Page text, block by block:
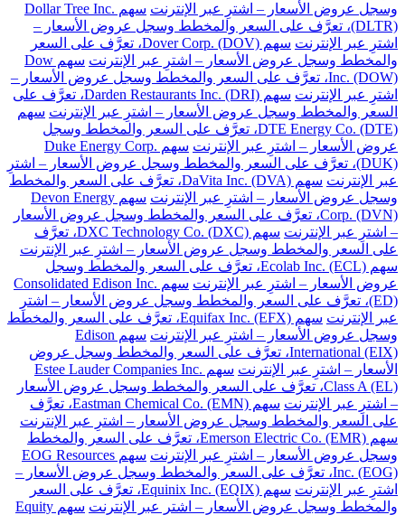
وسجل عروض الأسعار – اشترِ عبر الإنترنت
سهم Dollar Tree Inc.
(DLTR)، تعرَّف على السعر والمخطط وسجل عروض الأسعار –
اشترِ عبر الإنترنت
سهم Dover Corp. (DOV)، تعرَّف على السعر
والمخطط وسجل عروض الأسعار – اشترِ عبر الإنترنت
سهم Dow
Inc. (DOW)، تعرَّف على السعر والمخطط وسجل عروض الأسعار –
اشترِ عبر الإنترنت
سهم Darden Restaurants Inc. (DRI)، تعرَّف على
السعر والمخطط وسجل عروض الأسعار – اشترِ عبر الإنترنت سهم
DTE Energy Co. (DTE)، تعرَّف على السعر والمخطط وسجل
عروض الأسعار – اشترِ عبر الإنترنت
سهم Duke Energy Corp.
(DUK)، تعرَّف على السعر والمخطط وسجل عروض الأسعار – اشترِ
عبر الإنترنت
سهم DaVita Inc. (DVA)، تعرَّف على السعر والمخطط
وسجل عروض الأسعار – اشترِ عبر الإنترنت
سهم Devon Energy
Corp. (DVN)، تعرَّف على السعر والمخطط وسجل عروض الأسعار
– اشترِ عبر الإنترنت
سهم DXC Technology Co. (DXC)، تعرَّف
على السعر والمخطط وسجل عروض الأسعار – اشترِ عبر الإنترنت
سهم Ecolab Inc. (ECL)، تعرَّف على السعر والمخطط وسجل
عروض الأسعار – اشترِ عبر الإنترنت
سهم Consolidated Edison Inc.
(ED)، تعرَّف على السعر والمخطط وسجل عروض الأسعار – اشترِ
عبر الإنترنت
سهم Equifax Inc. (EFX)، تعرَّف على السعر والمخطط
وسجل عروض الأسعار – اشترِ عبر الإنترنت
سهم Edison
International (EIX)، تعرَّف على السعر والمخطط وسجل عروض
الأسعار – اشترِ عبر الإنترنت
سهم Estee Lauder Companies Inc.
Class A (EL)، تعرَّف على السعر والمخطط وسجل عروض الأسعار
– اشترِ عبر الإنترنت
سهم Eastman Chemical Co. (EMN)، تعرَّف
على السعر والمخطط وسجل عروض الأسعار – اشترِ عبر الإنترنت
سهم Emerson Electric Co. (EMR)، تعرَّف على السعر والمخطط
وسجل عروض الأسعار – اشترِ عبر الإنترنت
سهم EOG Resources
Inc. (EOG)، تعرَّف على السعر والمخطط وسجل عروض الأسعار –
اشترِ عبر الإنترنت
سهم Equinix Inc. (EQIX)، تعرَّف على السعر
والمخطط وسجل عروض الأسعار – اشترِ عبر الإنترنت
سهم Equity